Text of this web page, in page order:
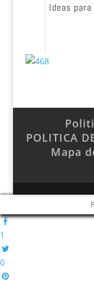
Ideas
POLITICA
Mapa
1
0